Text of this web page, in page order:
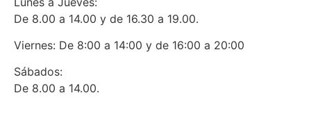
De 8.00 a 14.00 y de 16.30 a 19.00.
Viernes: De 8:00 a 14:00 y de 16:00 a 20:00
Sábados:
De 8.00 a 14.00.